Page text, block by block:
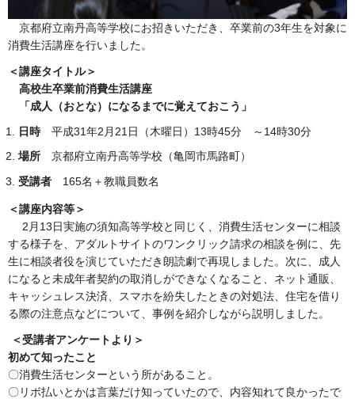
京都府立南丹高等学校にお招きいただき、卒業前の3年生を対象に
消費生活講座を行いました。
＜講座タイトル＞
高校生卒業前消費生活講座
「成人（おとな）になるまでに覚えておこう」
日時 平成31年2月21日（木曜日）13時45分 ～14時30分
場所 京都府立南丹高等学校（亀岡市馬路町）
受講者 165名＋教職員数名
＜講座内容等＞
2月13日実施の須知高等学校と同じく、消費生活センターに相談
する様子を、アダルトサイトのワンクリック請求の相談を例に、先
生に相談者役を演じていただき朗読劇で再現しました。次に、成人
になると未成年者契約の取消しができなくなること、ネット通販、
キャッシュレス決済、スマホを紛失したときの対処法、住宅を借り
る際の注意点などについて、事例を紹介しながら説明しました。
＜受講者アンケートより＞
初めて知ったこと
〇消費生活センターという所があること。
〇リボ払いとかは言葉だけ知っていたので、内容知れて良かったで